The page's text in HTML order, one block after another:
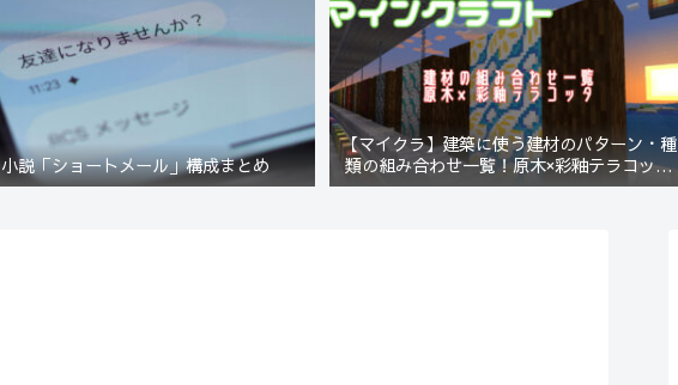
小説「ショートメール」構成まとめ
【マイクラ】建築に使う建材のパターン・種
類の組み合わせ一覧！原木×彩釉テラコッタ
編【Minecraft】